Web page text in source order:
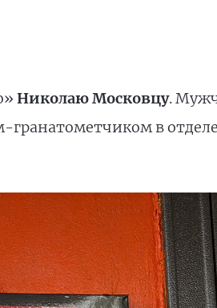
Николаю Московцу.
гранатометчиком в